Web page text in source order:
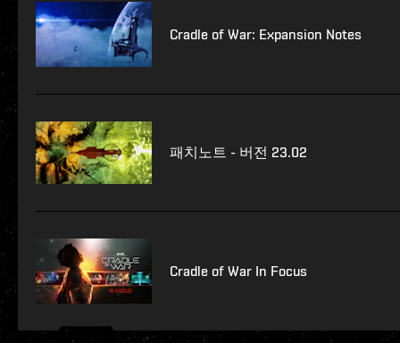
Cradle of War: Expansion Notes
패치노트 - 버전 23.02
Cradle of War In Focus